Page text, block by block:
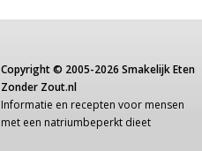
Copyright © 2005-2026 Smakelijk Eten
Zonder Zout.nl
Informatie en recepten voor mensen
met een natriumbeperkt dieet